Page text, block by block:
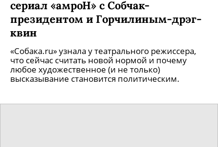
Хржановского признан лучшим
фильмом первой половины 2020
года — по версии ведущих
кинокритиков Германии и Австрии
Впервые в истории рейтинга Film Plus Kritik!